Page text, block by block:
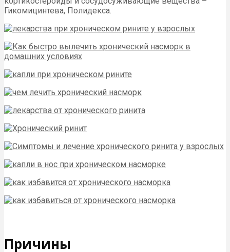
Гикомицинтева, Полидекса.
Причины